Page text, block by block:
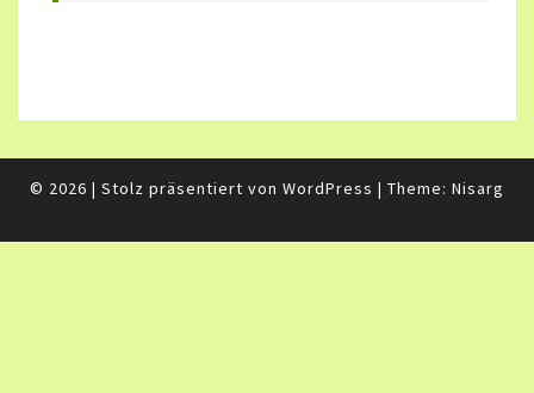
© 2026 | Stolz präsentiert von WordPress | Theme: Nisarg